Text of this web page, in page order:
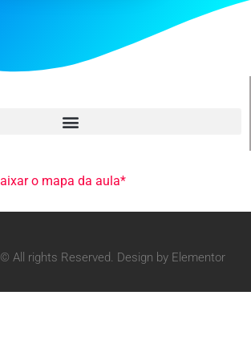
o mapa da aula*
All rights Reserved. Design by Elementor